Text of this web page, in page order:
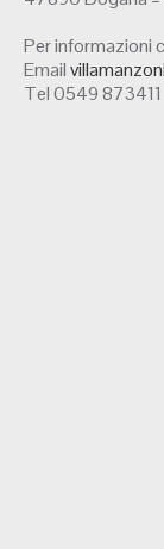
Per informazioni
Email
Tel 0549 873411